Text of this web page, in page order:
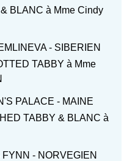
BLANC à Mme Cindy
- SIBERIEN
TABBY à Mme
PALACE - MAINE
TABBY & BLANC à
- NORVEGIEN